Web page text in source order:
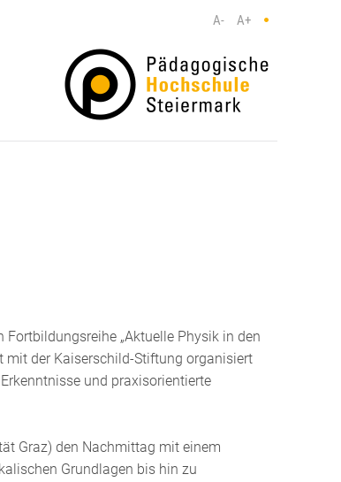
A- A+
„Aktuelle Physik in den
mit der Kaiserschild-Stiftung organisiert
und praxisorientierte
Graz) den Nachmittag mit einem
Grundlagen bis hin zu